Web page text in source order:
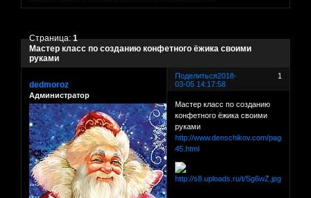
Мастер класс по созданию конфетного ёжика своими
руками
Страница:1
Поделиться 1
2018-
03-05 14:17:58
dedmoroz
Администратор
Мастер класс по созданию
конфетного ёжика своими
руками
http://www.denschikov.com/page-
45.html